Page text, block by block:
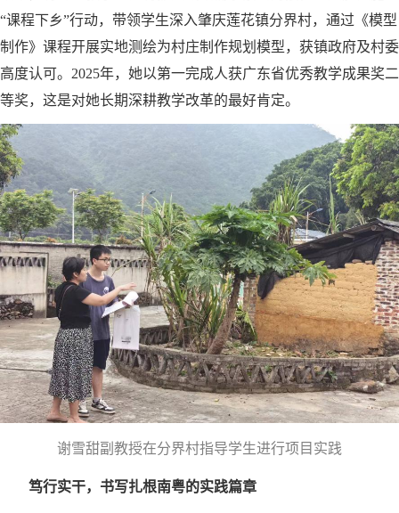
“课程下乡”行动，带领学生深入肇庆莲花镇分界村，通过《模型
制作》课程开展实地测绘为村庄制作规划模型，获镇政府及村委
高度认可。2025年，她以第一完成人获广东省优秀教学成果奖二
等奖，这是对她长期深耕教学改革的最好肯定。
谢雪甜副教授在分界村指导学生进行项目实践
笃行实干，书写扎根南粤的实践篇章